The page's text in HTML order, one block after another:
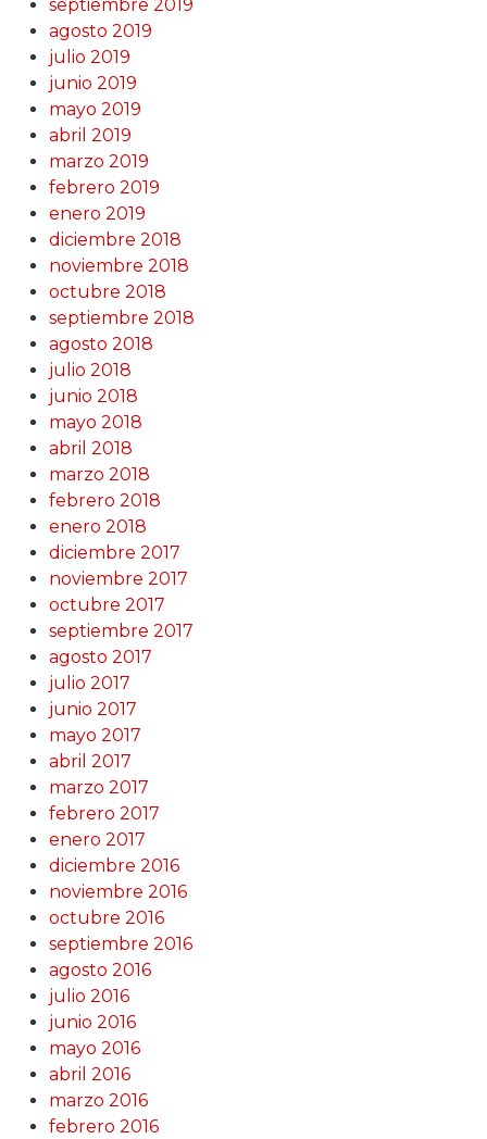
septiembre 2019
agosto 2019
julio 2019
junio 2019
mayo 2019
abril 2019
marzo 2019
febrero 2019
enero 2019
diciembre 2018
noviembre 2018
octubre 2018
septiembre 2018
agosto 2018
julio 2018
junio 2018
mayo 2018
abril 2018
marzo 2018
febrero 2018
enero 2018
diciembre 2017
noviembre 2017
octubre 2017
septiembre 2017
agosto 2017
julio 2017
junio 2017
mayo 2017
abril 2017
marzo 2017
febrero 2017
enero 2017
diciembre 2016
noviembre 2016
octubre 2016
septiembre 2016
agosto 2016
julio 2016
junio 2016
mayo 2016
abril 2016
marzo 2016
febrero 2016